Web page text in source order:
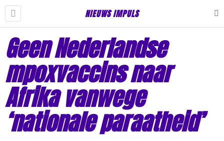
NIEUWS IMPULS
Geen Nederlandse
mpoxvaccins naar
Afrika vanwege
‘nationale paraatheid’